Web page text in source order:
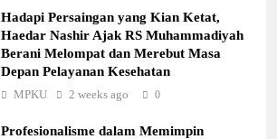
Hadapi Persaingan yang Kian Ketat,
Haedar Nashir Ajak RS Muhammadiyah
Berani Melompat dan Merebut Masa
Depan Pelayanan Kesehatan
MPKU 2 weeks ago 0
Profesionalisme dalam Memimpin